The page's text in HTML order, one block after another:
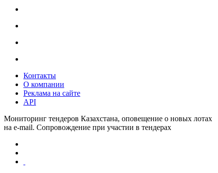
Контакты
О компании
Реклама на сайте
API
Мониторинг тендеров Казахстана, оповещение о новых лотах
на e-mail. Сопровождение при участии в тендерах